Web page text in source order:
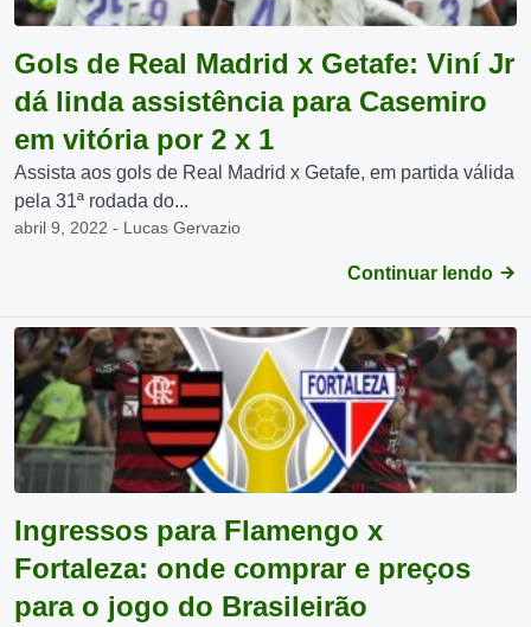
Gols de Real Madrid x Getafe: Viní Jr
dá linda assistência para Casemiro
em vitória por 2 x 1
Assista aos gols de Real Madrid x Getafe, em partida válida
pela 31ª rodada do...
abril 9, 2022 - Lucas Gervazio
Continuar lendo
Ingressos para Flamengo x
Fortaleza: onde comprar e preços
para o jogo do Brasileirão